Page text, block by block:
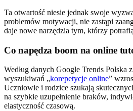
Ta otwartość niesie jednak swoje
problemów motywacji, nie zastąpi
daje nowe narzędzia tym, którzy
Co napędza boom na online
Według danych Google Trends Polska
wyszukiwań „korepetycje online”
Uczniowie i rodzice szukają
na szybkie uzupełnienie braków,
elastyczność czasową.